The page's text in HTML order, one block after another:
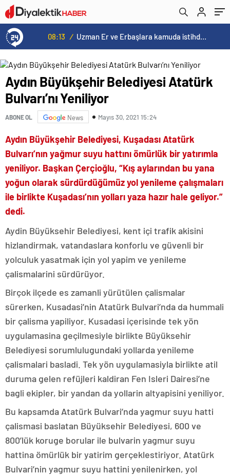
/ Uzman Er ve Erbaşlara kamuda istihdam dönemi
Aydın Büyükşehir Belediyesi Atatürk
Bulvarı’nı Yeniliyor
ABONE OL News Mayıs 30, 2021 15:24
Aydın Büyükşehir Belediyesi, Kuşadası Atatürk
Bulvarı’nın yağmur suyu hattını ömürlük bir yatırımla
yeniliyor. Başkan Çerçioğlu, “Kış aylarından bu yana
yoğun olarak sürdürdüğümüz yol yenileme çalışmaları
ile birlikte Kuşadası’nın yolları yaza hazır hale geliyor.”
dedi.
Aydin Büyüksehir Belediyesi, kent içi trafik akisini
hizlandirmak, vatandaslara konforlu ve güvenli bir
yolculuk yasatmak için yol yapim ve yenileme
çalismalarini sürdürüyor.
Birçok ilçede es zamanli yürütülen çalismalar
sürerken, Kusadasi’nin Atatürk Bulvari’nda da hummali
bir çalisma yapiliyor. Kusadasi içerisinde tek yön
uygulamasina geçilmesiyle birlikte Büyüksehir
Belediyesi sorumlulugundaki yollarda yenileme
çalismalari basladi. Tek yön uygulamasiyla birlikte atil
duruma gelen refüjleri kaldiran Fen Isleri Dairesi’ne
bagli ekipler, bir yandan da yollarin altyapisini yeniliyor.
Bu kapsamda Atatürk Bulvari’nda yagmur suyu hatti
çalismasi baslatan Büyüksehir Belediyesi, 600 ve
800’lük koruge borular ile bulvarin yagmur suyu
hattina ömürlük bir yatirim gerçeklestiriyor. Atatürk
Bulvari’nin yagmur suyu hattini yenilenirken, yol